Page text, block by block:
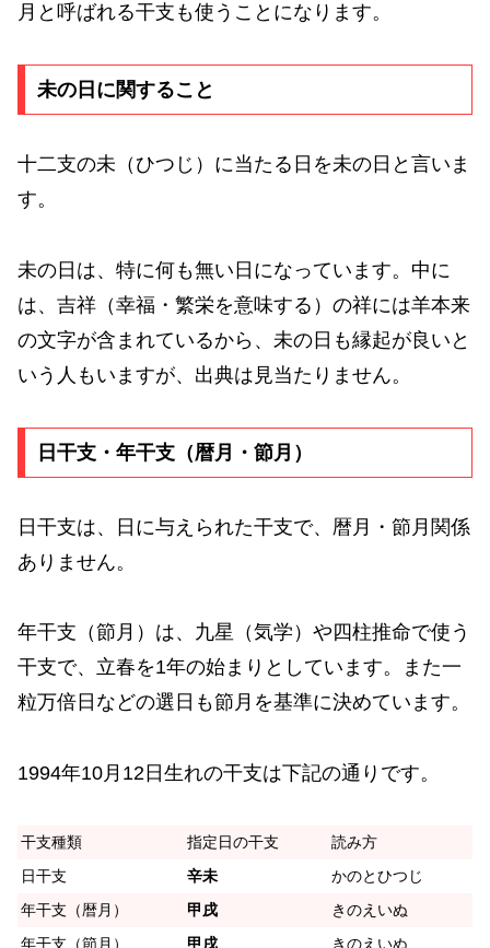
月と呼ばれる干支も使うことになります。
未の日に関すること
十二支の未（ひつじ）に当たる日を未の日と言いま
す。
未の日は、特に何も無い日になっています。中に
は、吉祥（幸福・繁栄を意味する）の祥には羊本来
の文字が含まれているから、未の日も縁起が良いと
いう人もいますが、出典は見当たりません。
日干支・年干支（暦月・節月）
日干支は、日に与えられた干支で、暦月・節月関係
ありません。
年干支（節月）は、九星（気学）や四柱推命で使う
干支で、立春を1年の始まりとしています。また一
粒万倍日などの選日も節月を基準に決めています。
1994年10月12日生れの干支は下記の通りです。
干支種類 指定日の干支
読み方
日干支
辛未
かのとひつじ
年干支（暦月）
甲戌
きのえいぬ
年干支（節月）
甲戌 きのえいぬ